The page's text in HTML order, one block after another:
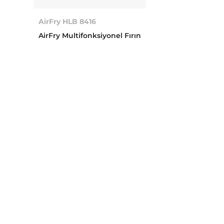
AirFry HLB 8416
AirFry Multifonksiyonel Fırın